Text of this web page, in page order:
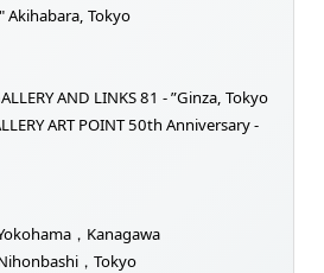
Akihabara, Tokyo
AND LINKS 81 - ”Ginza, Tokyo
ART POINT 50th Anniversary -
，Kanagawa
，Tokyo